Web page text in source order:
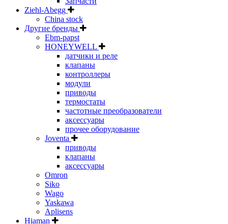
Ziehl-Abegg
China stock
Другие бренды
Ebm-papst
HONEYWELL
датчики и реле
клапаны
контроллеры
модули
приводы
термостаты
частотные преобразователи
аксессуары
прочее оборудование
Joventa
приводы
клапаны
аксессуары
Omron
Siko
Wago
Yaskawa
Aplisens
Hiaman